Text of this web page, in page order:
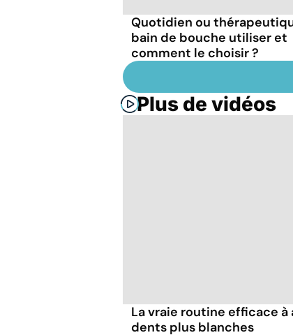
Quotidien ou
bain de bouche utiliser et
comment le choisir ?
Plus de vidéos
La vraie routine efficace
dents plus blanches